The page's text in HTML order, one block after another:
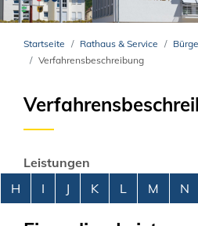
Startseite Rathaus & Service
Verfahrensbeschreibung
Leistungen
Alphabetisches Register
H I J K L M N